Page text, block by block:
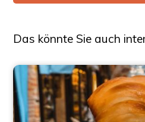
Das könnte Sie auch